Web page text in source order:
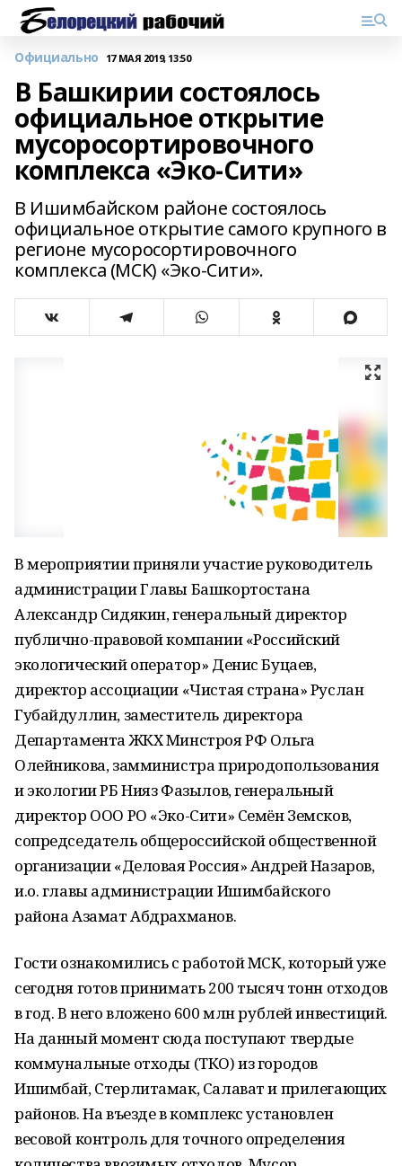
Официально 17 МАЯ 2019, 13:50
В Башкирии состоялось
официальное открытие
мусоросортировочного
комплекса «Эко-Сити»
В Ишимбайском районе состоялось
официальное открытие самого крупного в
регионе мусоросортировочного
комплекса (МСК) «Эко-Сити».
В мероприятии приняли участие руководитель
администрации Главы Башкортостана
Александр Сидякин, генеральный директор
публично-правовой компании «Российский
экологический оператор» Денис Буцаев,
директор ассоциации «Чистая страна» Руслан
Губайдуллин, заместитель директора
Департамента ЖКХ Минстроя РФ Ольга
Олейникова, замминистра природопользования
и экологии РБ Нияз Фазылов, генеральный
директор ООО РО «Эко-Сити» Семён Земсков,
сопредседатель общероссийской общественной
организации «Деловая Россия» Андрей Назаров,
и.о. главы администрации Ишимбайского
района Азамат Абдрахманов.
Гости ознакомились с работой МСК, который уже
сегодня готов принимать 200 тысяч тонн отходов
в год. В него вложено 600 млн рублей инвестиций.
На данный момент сюда поступают твердые
коммунальные отходы (ТКО) из городов
Ишимбай, Стерлитамак, Салават и прилегающих
районов. На въезде в комплекс установлен
весовой контроль для точного определения